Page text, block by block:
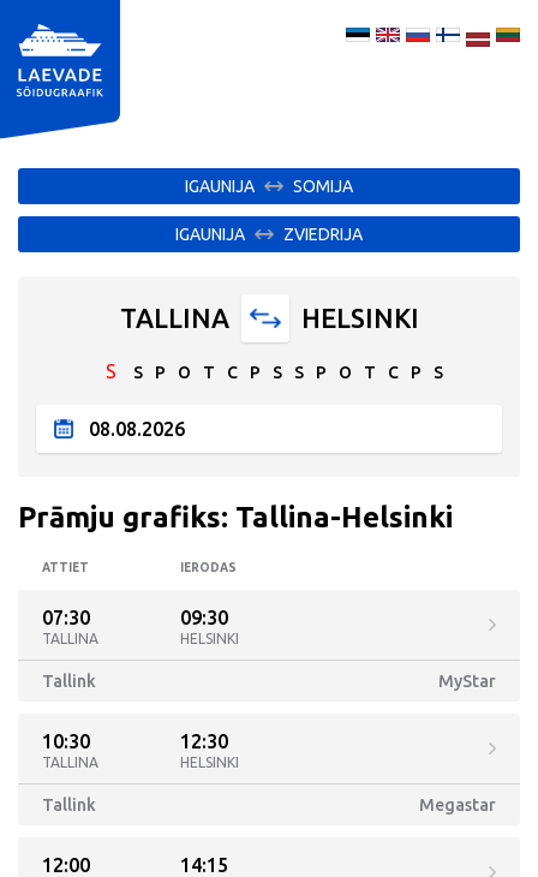
IGAUNIJA SOMIJA
IGAUNIJA ZVIEDRIJA
TALLINA HELSINKI
S S P O T C P S S P O T C P S
Prāmju grafiks: Tallina-Helsinki
ATTIET IERODAS
07:30
TALLINA
09:30
HELSINKI
Tallink MyStar
10:30
TALLINA
12:30
HELSINKI
Tallink Megastar
12:00 14:15